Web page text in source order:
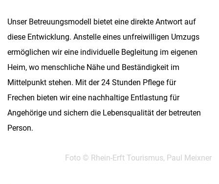
Unser Betreuungsmodell bietet eine direkte Antwort auf
diese Entwicklung. Anstelle eines unfreiwilligen Umzugs
ermöglichen wir eine individuelle Begleitung im eigenen
Heim, wo menschliche Nähe und Beständigkeit im
Mittelpunkt stehen. Mit der 24 Stunden Pflege für
Frechen bieten wir eine nachhaltige Entlastung für
Angehörige und sichern die Lebensqualität der betreuten
Person.
Foto © Rhein-Erft Tourismus, Paul Meixner